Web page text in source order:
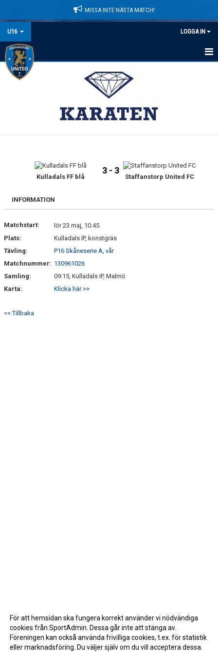
MISSA INTE NÄSTA MATCH!
U16 LOGGA IN
HEM
Kulladals FF blå
3 - 3
Staffanstorp United FC
INFORMATION
Matchstart:
lör 23 maj, 10:45
Plats:
Kulladals IP, konstgräs
Tävling:
P16 Skåneserie A, vår
Matchnummer: 130961026
Samling:
09:15, Kulladals IP, Malmö
Karta:
Klicka här >>
<< Tillbaka
För att hemsidan ska fungera korrekt använder vi nödvändiga
cookies från SportAdmin. Dessa går inte att stänga av.
Föreningen kan också använda frivilliga cookies, t.ex. för statistik
eller marknadsföring. Du väljer själv om du vill acceptera dessa.